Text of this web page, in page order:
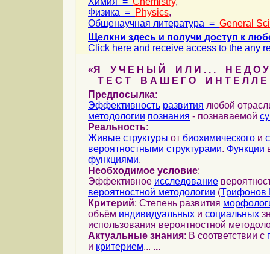
Физика = Physics,
Общенаучная литература = General
Щелкни здесь и получи доступ к
Click here and receive access to the any
«Я У Ч Е Н Ы Й И Л И . . . Н Е Д О У
Т Е С Т В А Ш Е Г О И Н Т Е Л Л Е
Предпосылка:
Эффективность развития любой
методологии познания - познаваемой
Реальность:
Живые структуры от биохимического и
вероятностными структурами. Функции
функциями.
Необходимое условие:
Эффективное исследование
вероятностной методологии (Трифонов
Критерий: Степень развития
объём индивидуальных и социальных
использования вероятностной
Актуальные знания: В соответствии с
и критерием... ...